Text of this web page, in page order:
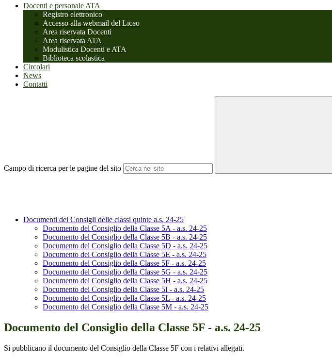
Docenti e personale ATA
Registro elettronico
Accesso alla webmail del Liceo
Area riservata Docenti
Area riservata ATA
Modulistica Docenti e ATA
Biblioteca scolastica
Circolari
News
Contatti
Campo di ricerca per le pagine del sito
Documenti dei Consigli delle classi quinte a.s. 24-25
Documento del Consiglio della Classe 5A - a.s. 24-25
Documento del Consiglio della Classe 5B - a.s. 24-25
Documento del Consiglio della Classe 5D - a.s. 24-25
Documento del Consiglio della Classe 5E - a.s. 24-25
Documento del Consiglio della Classe 5F - a.s. 24-25
Documento del Consiglio della Classe 5G - a.s. 24-25
Documento del Consiglio della Classe 5H - a.s. 24-25
Documento del Consiglio della Classe 5I - a.s. 24-25
Documento del Consiglio della Classe 5L - a.s. 24-25
Documento del Consiglio della Classe 5M - a.s. 24-25
Documento del Consiglio della Classe 5F - a.s. 24-25
Si pubblicano il documento del Consiglio della Classe 5F con i relativi allegati.